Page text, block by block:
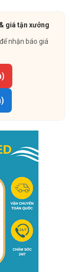
giá tận xưởng
nhận báo giá